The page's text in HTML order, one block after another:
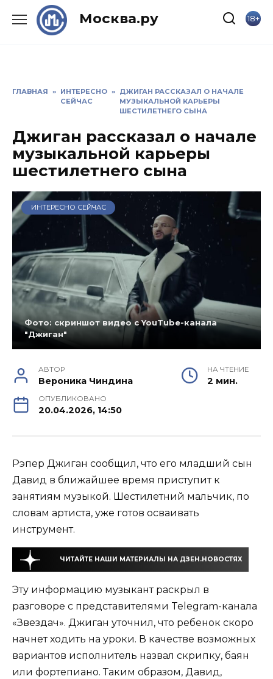
Москва.ру 18+
ГЛАВНАЯ » ИНТЕРЕСНО
СЕЙЧАС
» ДЖИГАН РАССКАЗАЛ О НАЧАЛЕ
МУЗЫКАЛЬНОЙ КАРЬЕРЫ
ШЕСТИЛЕТНЕГО СЫНА
Джиган рассказал о начале
музыкальной карьеры
шестилетнего сына
ИНТЕРЕСНО СЕЙЧАС
Фото: скриншот видео с YouTube-канала
"Джиган"
АВТОР
Вероника Чиндина
НА ЧТЕНИЕ
2 мин.
ОПУБЛИКОВАНО
20.04.2026, 14:50
Рэпер Джиган сообщил, что его младший сын
Давид в ближайшее время приступит к
занятиям музыкой. Шестилетний мальчик, по
словам артиста, уже готов осваивать
инструмент.
ЧИТАЙТЕ НАШИ МАТЕРИАЛЫ НА ДЗЕН.НОВОСТЯХ
Эту информацию музыкант раскрыл в
разговоре с представителями Telegram-канала
«Звездач». Джиган уточнил, что ребенок скоро
начнет ходить на уроки. В качестве возможных
вариантов исполнитель назвал скрипку, баян
или фортепиано. Таким образом, Давид,